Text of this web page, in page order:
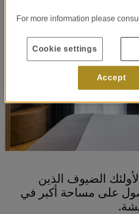
الضيوف الذين
على مساحة أكبر في
For more information please
Accept
Cookie settings